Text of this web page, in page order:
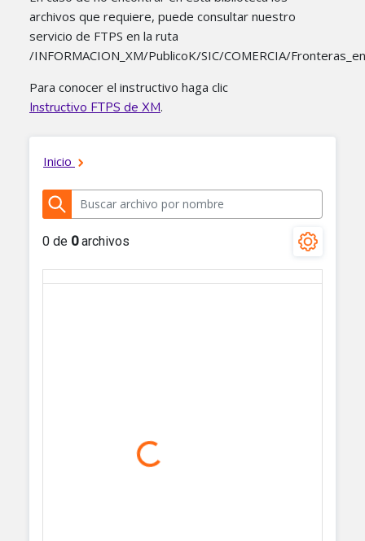
archivos que requiere, puede consultar nuestro
servicio de FTPS en la ruta
/INFORMACION_XM/PublicoK/SIC/COMERCIA/
Para conocer el instructivo haga clic
Instructivo FTPS de XM.